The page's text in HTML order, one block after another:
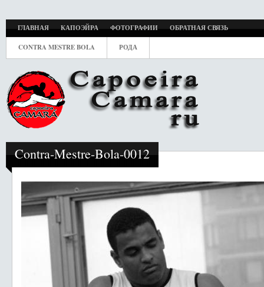
ГЛАВНАЯ КАПОЭЙРА ФОТОГРАФИИ ОБРАТНАЯ СВЯЗЬ
CONTRA MESTRE BOLA РОДА
Contra-Mestre-Bola-0012